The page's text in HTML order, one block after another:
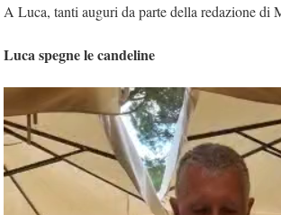
A Luca, tanti auguri da parte della redazione di
Luca spegne le candeline
Player